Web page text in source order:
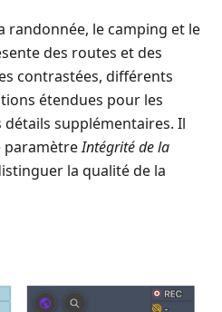
randonnée, le camping et le
des routes et des
contrastées, différents
étendues pour les
supplémentaires. Il
paramètreIntégrité de la
la qualité de la